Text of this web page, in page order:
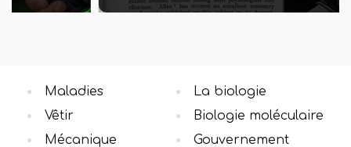
Maladies
Vêtir
Mécanique
La biologie
Biologie moléculaire
Gouvernement